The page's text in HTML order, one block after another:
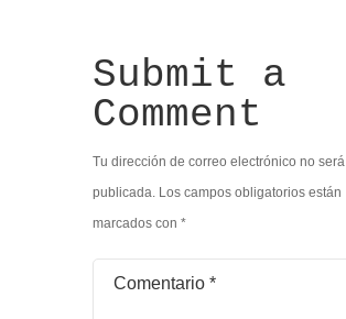
Submit a
Comment
Tu dirección de correo electrónico no será
publicada. Los campos obligatorios están
marcados con *